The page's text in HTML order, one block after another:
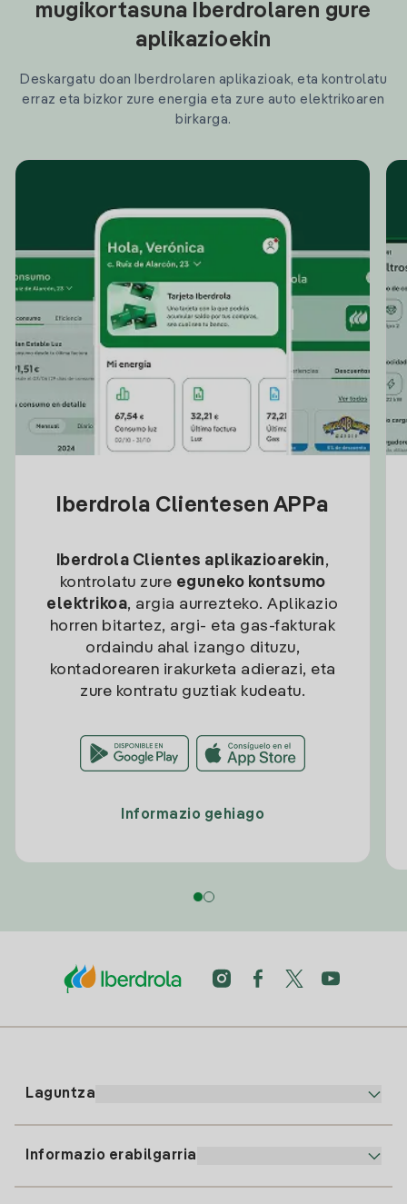
mugikortasuna Iberdrolaren gure
aplikazioekin
Deskargatu doan Iberdrolaren aplikazioak, eta kontrolatu
erraz eta bizkor zure energia eta zure auto elektrikoaren
birkarga.
Iberdrola Clientesen APPa
Iberdrola Clientes aplikazioarekin,
kontrolatu zure eguneko kontsumo
elektrikoa, argia aurrezteko. Aplikazio
horren bitartez, argi- eta gas-fakturak
ordaindu ahal izango dituzu,
kontadorearen irakurketa adierazi, eta
zure kontratu guztiak kudeatu.
Informazio gehiago
Laguntza
Informazio erabilgarria